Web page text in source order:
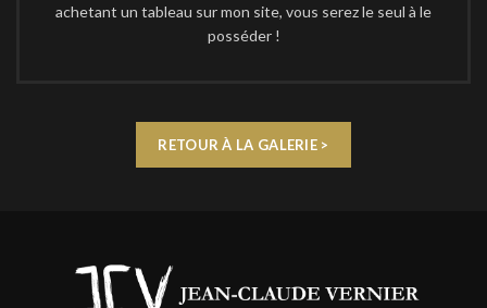
achetant un tableau sur mon site, vous serez le seul à le
posséder !
RETOUR À LA GALERIE >